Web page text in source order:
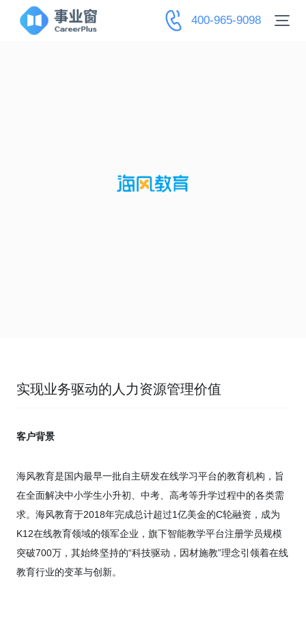
400-965-9098
实现业务驱动的人力资源管理价值
客户背景
海风教育是国内最早一批自主研发在线学习平台的教育机构，旨
在全面解决中小学生小升初、中考、高考等升学过程中的各类需
求。海风教育于2018年完成总计超过1亿美金的C轮融资，成为
K12在线教育领域的领军企业，旗下智能教学平台注册学员规模
突破700万，其始终坚持的“科技驱动，因材施教”理念引领着在线
教育行业的变革与创新。